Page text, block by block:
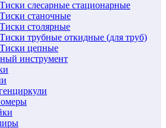
Тиски слесарные стационарные
Тиски станочные
Тиски столярные
Тиски трубные откидные (для труб)
Тиски цепные
инструмент